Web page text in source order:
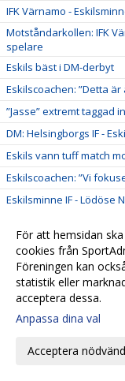
IFK Värnamo -
Motståndarkollen: IFK
spelare
Eskils bäst i DM-derbyt
Eskilscoachen: ”Detta
”Jasse” extremt taggad
DM: Helsingborgs IF -
Eskils vann tuff match
Eskilscoachen: ”Vi
Eskilsminne IF - Lödöse
handduken
Ellen Pigg gillar
”Julle” hyllades för 200
Eskils besegrade Eskils
Eskils mot Eskils ännu en
Svenska Cupen-match
För att hemsidan
cookies från
Föreningen kan
statistik eller
acceptera dessa.
Anpassa dina val
Acceptera